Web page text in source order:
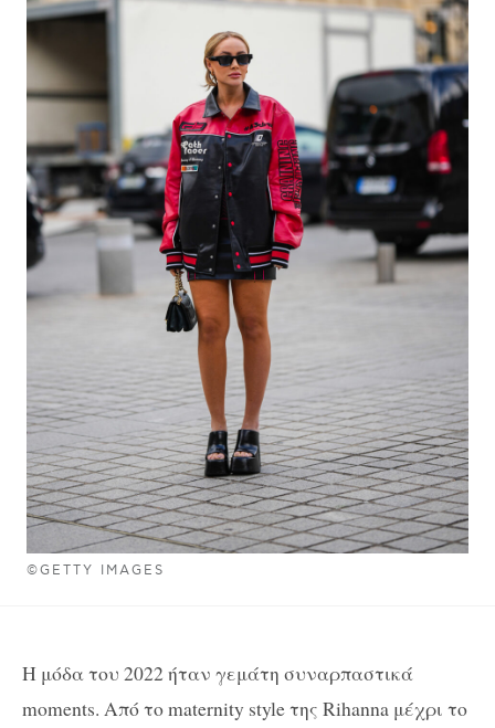
©GETTY IMAGES
Η μόδα του 2022 ήταν γεμάτη συναρπαστικά
moments. Από το maternity style της Rihanna μέχρι το